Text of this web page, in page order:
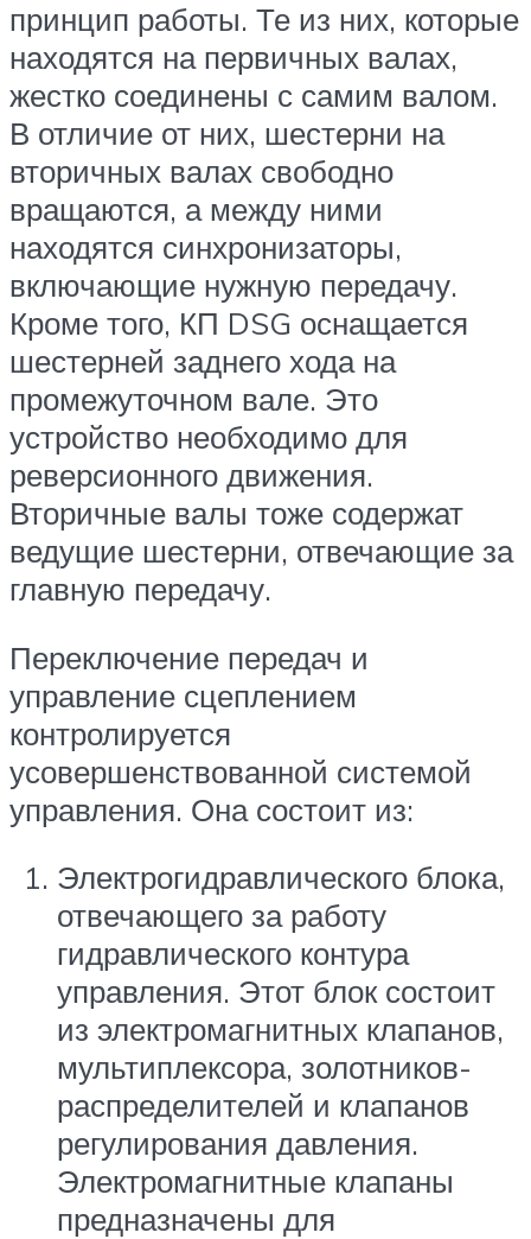
принцип работы. Те из них, которые
находятся на первичных валах,
жестко соединены с самим валом.
В отличие от них, шестерни на
вторичных валах свободно
вращаются, а между ними
находятся синхронизаторы,
включающие нужную передачу.
Кроме того, КП DSG оснащается
шестерней заднего хода на
промежуточном вале. Это
устройство необходимо для
реверсионного движения.
Вторичные валы тоже содержат
ведущие шестерни, отвечающие за
главную передачу.
Переключение передач и
управление сцеплением
контролируется
усовершенствованной системой
управления. Она состоит из:
Электрогидравлического блока,
отвечающего за работу
гидравлического контура
управления. Этот блок состоит
из электромагнитных клапанов,
мультиплексора, золотников-
распределителей и клапанов
регулирования давления.
Электромагнитные клапаны
предназначены для